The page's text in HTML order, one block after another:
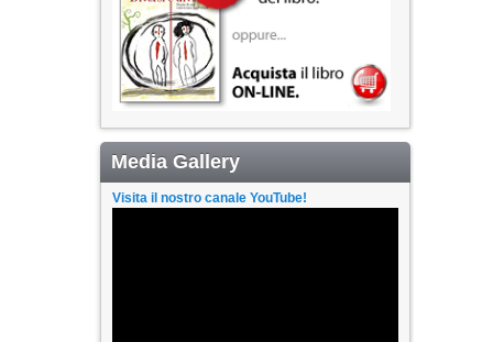
Media Gallery
Visita il nostro canale YouTube!